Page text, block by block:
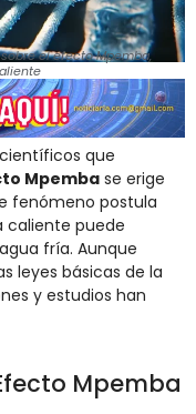
el efecto Mpemba,
que
Mpemba se erige
fenómeno postula
caliente puede
fría. Aunque
leyes básicas de la
y estudios han
Mpemba